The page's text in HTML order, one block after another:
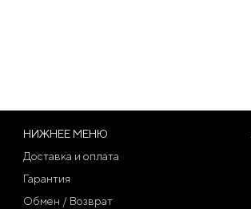
НИЖНЕЕ МЕНЮ
Доставка и оплата
Гарантия
Обмен / Возврат